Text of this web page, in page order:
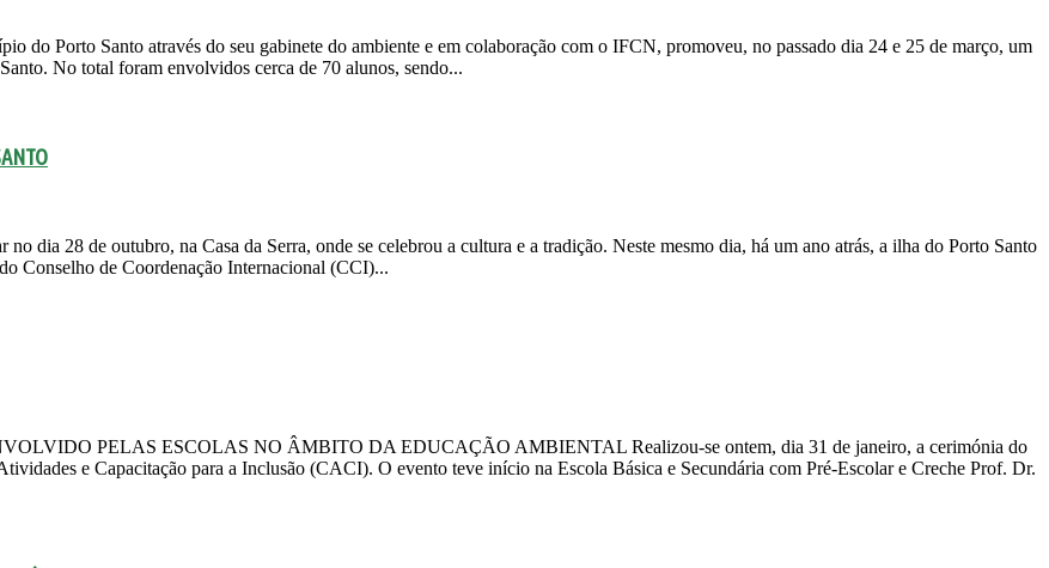
do Porto Santo através do seu gabinete do ambiente e em colaboração com o IFCN, promoveu, no passado dia 24 e 25 de março, um
No total foram envolvidos cerca de 70 alunos, sendo...
dia 28 de outubro, na Casa da Serra, onde se celebrou a cultura e a tradição. Neste mesmo dia, há um ano atrás, a ilha do Porto Santo
Conselho de Coordenação Internacional (CCI)...
PELAS ESCOLAS NO ÂMBITO DA EDUCAÇÃO AMBIENTAL Realizou-se ontem, dia 31 de janeiro, a cerimónia do
e Capacitação para a Inclusão (CACI). O evento teve início na Escola Básica e Secundária com Pré-Escolar e Creche Prof. Dr.